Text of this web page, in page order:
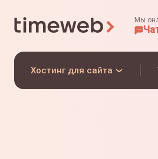
Мы
Хостинг для сайта